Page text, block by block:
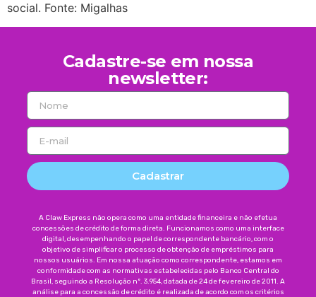
social. Fonte: Migalhas
Cadastre-se em nossa
newsletter:
Cadastrar
A Claw Express não opera como uma entidade financeira e não efetua
concessões de crédito de forma direta. Funcionamos como uma interface
digital, desempenhando o papel de correspondente bancário, com o
objetivo de simplificar o processo de obtenção de empréstimos para
nossos usuários. Em nossa atuação como correspondente, estamos em
conformidade com as normativas estabelecidas pelo Banco Central do
Brasil, seguindo a Resolução nº. 3.954, datada de 24 de fevereiro de 2011. A
análise para a concessão de crédito é realizada de acordo com os critérios